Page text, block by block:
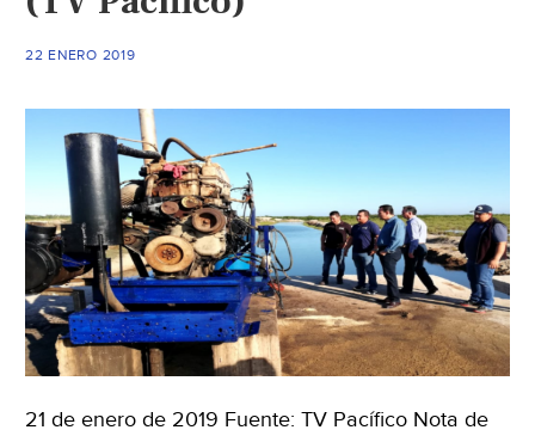
22 ENERO 2019
21 de enero de 2019 Fuente: TV Pacífico Nota de